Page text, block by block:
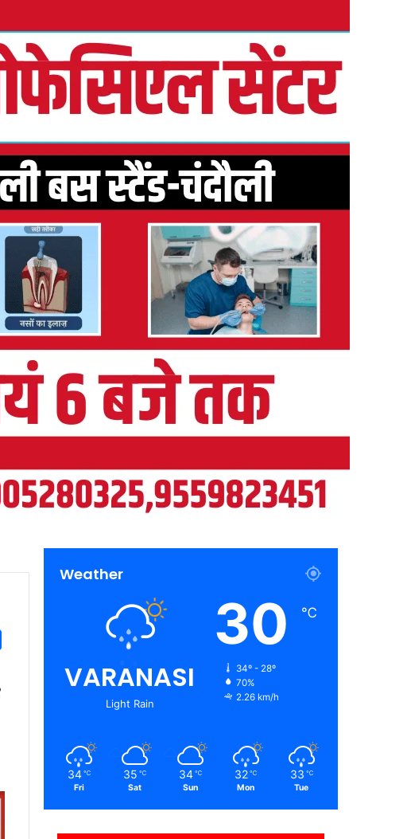
Weather
VARANASI
Light Rain
30 ℃
34º - 28º
70%
2.26 km/h
34 ℃
Fri
35 ℃
Sat
34 ℃
Sun
32 ℃
Mon
33 ℃
Tue